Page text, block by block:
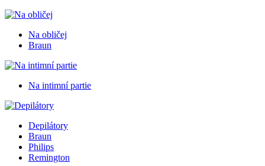
Na obličej
Braun
Na intimní partie
Depilátory
Braun
Philips
Remington